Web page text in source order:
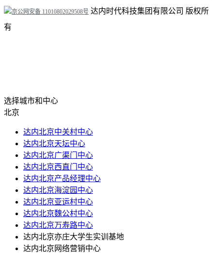
京公网安备 11010802029508号 达内时代科技集团有限公司 版权所
有
选择城市和中心
北京
达内北京中关村中心
达内北京天坛中心
达内北京广渠门中心
达内北京西直门中心
达内北京产品经理中心
达内北京海淀园中心
达内北京亚运村中心
达内北京魏公村中心
达内北京万寿路中心
达内北京亦庄大学生实训基地
达内北京网络营销中心